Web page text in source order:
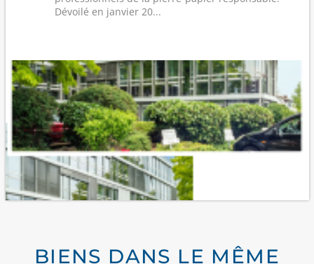
Dévoilé en janvier 20...
BIENS DANS LE MÊME